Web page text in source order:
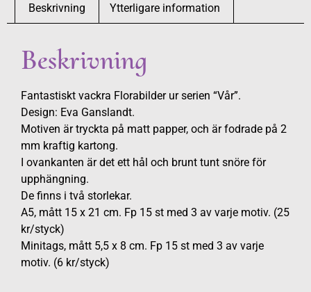
Beskrivning Ytterligare information
Beskrivning
Fantastiskt vackra Florabilder ur serien “Vår”.
Design: Eva Ganslandt.
Motiven är tryckta på matt papper, och är fodrade på 2
mm kraftig kartong.
I ovankanten är det ett hål och brunt tunt snöre för
upphängning.
De finns i två storlekar.
A5, mått 15 x 21 cm. Fp 15 st med 3 av varje motiv. (25
kr/styck)
Minitags, mått 5,5 x 8 cm. Fp 15 st med 3 av varje
motiv. (6 kr/styck)